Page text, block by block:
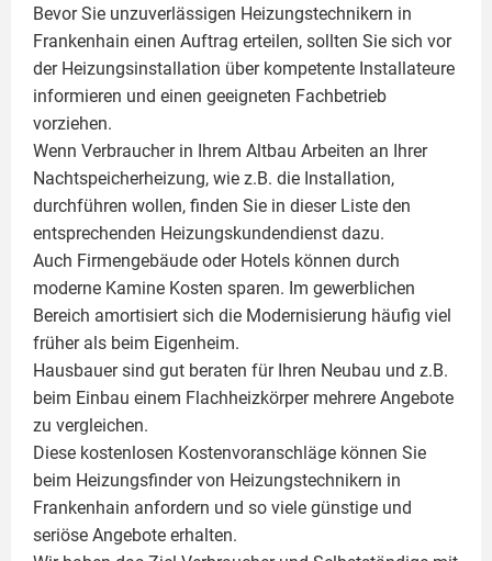
Bevor Sie unzuverlässigen Heizungstechnikern in
Frankenhain einen Auftrag erteilen, sollten Sie sich vor
der Heizungsinstallation über kompetente Installateure
informieren und einen geeigneten Fachbetrieb
vorziehen.
Wenn Verbraucher in Ihrem Altbau Arbeiten an Ihrer
Nachtspeicherheizung, wie z.B. die Installation,
durchführen wollen, finden Sie in dieser Liste den
entsprechenden Heizungskundendienst dazu.
Auch Firmengebäude oder Hotels können durch
moderne Kamine Kosten sparen. Im gewerblichen
Bereich amortisiert sich die Modernisierung häufig viel
früher als beim Eigenheim.
Hausbauer sind gut beraten für Ihren Neubau und z.B.
beim Einbau einem Flachheizkörpermehrere Angebote
zu vergleichen.
Diese kostenlosen Kostenvoranschläge können Sie
beim Heizungsfinder von Heizungstechnikern in
Frankenhain anfordern und so viele günstige und
seriöse Angebote erhalten.